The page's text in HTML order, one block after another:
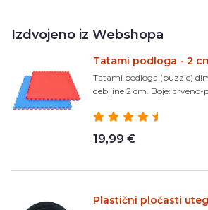
Izdvojeno iz Webshopa
Tatami podloga - 2
Tatami podloga (puzzle)
debljine 2 cm. Boje: crveno-
19,99 €
Plastični pločasti uteg